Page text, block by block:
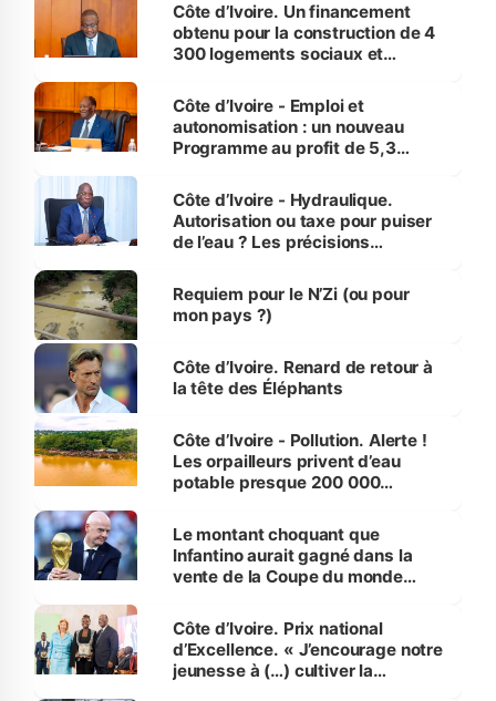
Côte d’Ivoire. Un financement
obtenu pour la construction de 4
300 logements sociaux et
et Yamoussoukro
Côte d’Ivoire - Emploi et
autonomisation : un nouveau
Programme au profit de 5,3
Côte d’Ivoire - Hydraulique.
Autorisation ou taxe pour puiser
de l’eau ? Les précisions
Requiem pour le N’Zi (ou pour
mon pays ?)
Côte d’Ivoire. Renard de retour à
la tête des Éléphants
Côte d’Ivoire - Pollution. Alerte !
Les orpailleurs privent d’eau
potable presque 200 000
Le montant choquant que
Infantino aurait gagné dans la
vente de la Coupe du monde
Côte d’Ivoire. Prix national
d’Excellence. « J’encourage notre
jeunesse à (…) cultiver la